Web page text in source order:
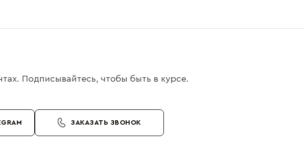
Подписывайтесь, чтобы быть в курсе.
ЗАКАЗАТЬ ЗВОНОК